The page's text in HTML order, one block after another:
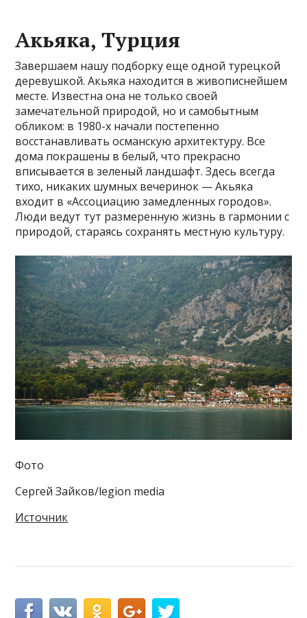
Акьяка, Турция
Завершаем нашу подборку еще одной турецкой
деревушкой. Акьяка находится в живописнейшем
месте. Известна она не только своей
замечательной природой, но и самобытным
обликом: в 1980-х начали постепенно
восстанавливать османскую архитектуру. Все
дома покрашены в белый, что прекрасно
вписывается в зеленый ландшафт. Здесь всегда
тихо, никаких шумных вечеринок — Акьяка
входит в «Ассоциацию замедленных городов».
Люди ведут тут размеренную жизнь в гармонии с
природой, стараясь сохранять местную культуру.
Фото
Сергей Зайков/legion media
Источник